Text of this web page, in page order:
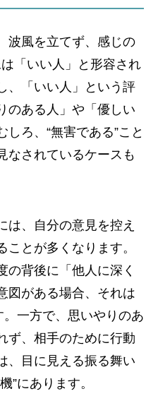
波風を立てず、感じの
「いい人」と形容され
、「いい人」という評
のある人」や「優しい
ろ、“無害である”こと
なされているケースも
は、自分の意見を控え
とが多くなります。
の背後に「他人に深く
図がある場合、それは
。一方で、思いやりのあ
ず、相手のために行動
、目に見える振る舞い
”にあります。